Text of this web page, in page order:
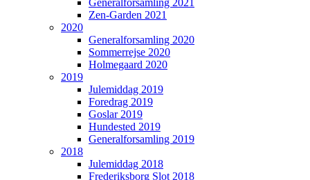
Zen-Garden 2021
2020
Generalforsamling 2020
Sommerrejse 2020
Holmegaard 2020
2019
Julemiddag 2019
Foredrag 2019
Goslar 2019
Hundested 2019
Generalforsamling 2019
2018
Julemiddag 2018
Frederiksborg Slot 2018